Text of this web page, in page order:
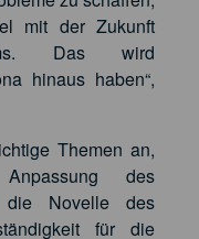
mit der Zukunft
Das wird
hinaus haben“,
Themen an,
des
die Novelle des
für die